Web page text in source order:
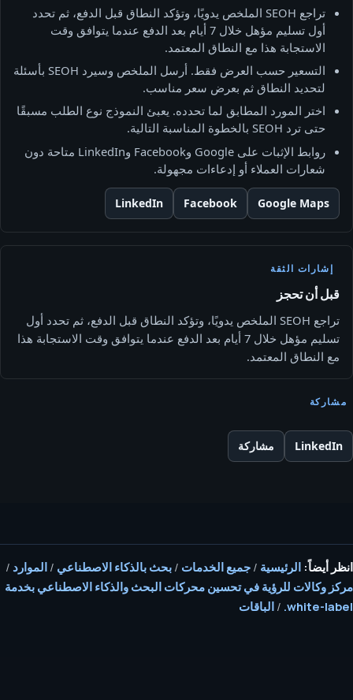
تراجع SEOH الملخص يدويًا، وتؤكد النطاق قبل الدفع، ثم تحدد
أول تسليم مؤهل خلال 7 أيام بعد الدفع عندما يتوافق وقت
الاستجابة هذا مع النطاق المعتمد.
التسعير حسب العرض فقط. أرسل الملخص وسيرد SEOH بأسئلة
لتحديد النطاق ثم بعرض سعر مناسب.
اختر المورد المطابق لما تحدده. يعبئ النموذج نوع الطلب مسبقًا
حتى ترد SEOH بالخطوة المناسبة التالية.
روابط الإثبات على Google وFacebook وLinkedIn متاحة دون
شعارات العملاء أو إدعاءات مجهولة.
Google Maps
Facebook
LinkedIn
إشارات الثقة
قبل أن تحجز
تراجع SEOH الملخص يدويًا، وتؤكد النطاق قبل الدفع، ثم تحدد أول
تسليم مؤهل خلال 7 أيام بعد الدفع عندما يتوافق وقت الاستجابة هذا
مع النطاق المعتمد.
مشاركة
LinkedIn مشاركة
انظر أيضاً: الرئيسية / جميع الخدمات / بحث بالذكاء الاصطناعي / الموارد /
مركز وكالات للرؤية في تحسين محركات البحث والذكاء الاصطناعي بخدمة
white-label.
/ الباقات